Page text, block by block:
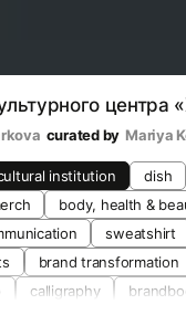
центра
curated by Mariya
institution dish
body, health &
sweatshirt
brand transformation
calligraphy